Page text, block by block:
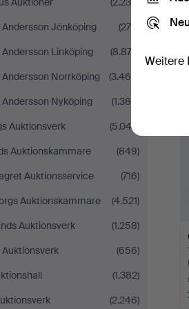
Jönköping
(278)
Linköping
(8.874)
Norrköping
(3.468)
Nyköping
(1.384)
Auktionsverk
(5.043)
Auktionskammare
(849)
Auktionsservice
(716)
Auktionskammare
(4.521)
Auktionsverk
(1.258)
(656)
(1.382)
(2.246)
Weitere